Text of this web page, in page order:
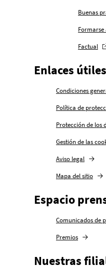
Buenas
Factual
Enlaces útiles
Condiciones
Política de
Protección de los
Gestión de las
Aviso legal
Mapa del sitio
Espacio
Comunicados de
Premios
Nuestras